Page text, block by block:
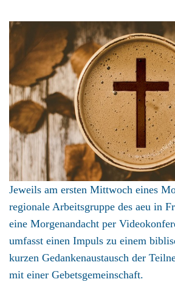
Jeweils am ersten Mittwoch eines
regionale Arbeitsgruppe des aeu in
eine Morgenandacht per
umfasst einen Impuls zu einem
kurzen Gedankenaustausch der
mit einer Gebetsgemeinschaft.